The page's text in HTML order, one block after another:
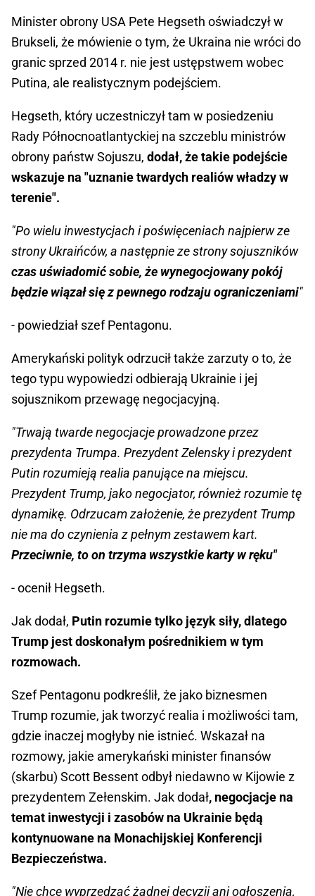
Minister obrony USA Pete Hegseth oświadczył w
Brukseli, że mówienie o tym, że Ukraina nie wróci do
granic sprzed 2014 r. nie jest ustępstwem wobec
Putina, ale realistycznym podejściem.
Hegseth, który uczestniczył tam w posiedzeniu
Rady Północnoatlantyckiej na szczeblu ministrów
obrony państw Sojuszu, dodał, że takie podejście
wskazuje na "uznanie twardych realiów władzy w
terenie".
"Po wielu inwestycjach i poświęceniach najpierw ze
strony Ukraińców, a następnie ze strony sojuszników
czas uświadomić sobie, że wynegocjowany pokój
będzie wiązał się z pewnego rodzaju ograniczeniami"
- powiedział szef Pentagonu.
Amerykański polityk odrzucił także zarzuty o to, że
tego typu wypowiedzi odbierają Ukrainie i jej
sojusznikom przewagę negocjacyjną.
"Trwają twarde negocjacje prowadzone przez
prezydenta Trumpa. Prezydent Zelensky i prezydent
Putin rozumieją realia panujące na miejscu.
Prezydent Trump, jako negocjator, również rozumie tę
dynamikę. Odrzucam założenie, że prezydent Trump
nie ma do czynienia z pełnym zestawem kart.
Przeciwnie, to on trzyma wszystkie karty w ręku"
- ocenił Hegseth.
Jak dodał, Putin rozumie tylko język siły, dlatego
Trump jest doskonałym pośrednikiem w tym
rozmowach.
Szef Pentagonu podkreślił, że jako biznesmen
Trump rozumie, jak tworzyć realia i możliwości tam,
gdzie inaczej mogłyby nie istnieć. Wskazał na
rozmowy, jakie amerykański minister finansów
(skarbu) Scott Bessent odbył niedawno w Kijowie z
prezydentem Zełenskim. Jak dodał, negocjacje na
temat inwestycji i zasobów na Ukrainie będą
kontynuowane na Monachijskiej Konferencji
Bezpieczeństwa.
"Nie chcę wyprzedzać żadnej decyzji ani ogłoszenia,